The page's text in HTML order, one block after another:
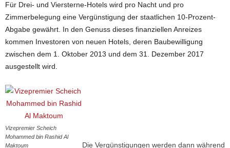
Für Drei- und Viersterne-Hotels wird pro Nacht und pro
Zimmerbelegung eine Vergünstigung der staatlichen 10-Prozent-
Abgabe gewährt. In den Genuss dieses finanziellen Anreizes
kommen Investoren von neuen Hotels, deren Baubewilligung
zwischen dem 1. Oktober 2013 und dem 31. Dezember 2017
ausgestellt wird.
Vizepremier Scheich
Mohammed bin Rashid Al
Maktoum
Die Vergünstigungen werden dann während